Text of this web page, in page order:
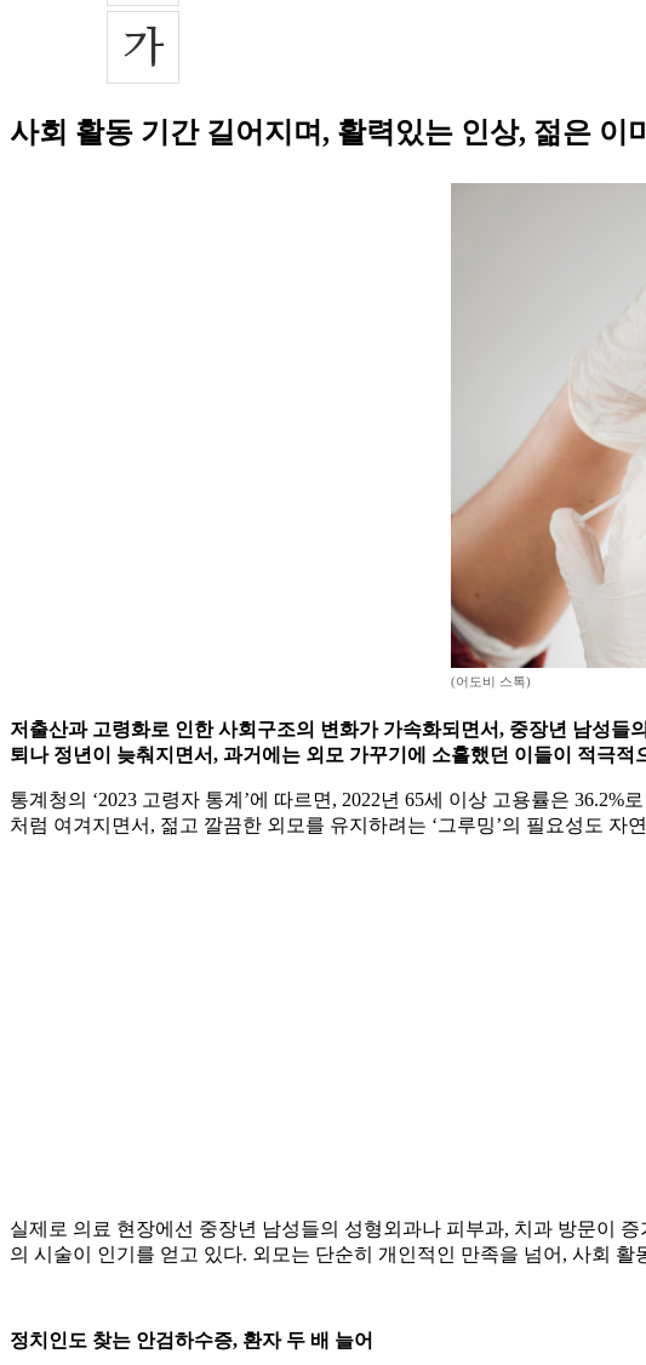
사회 활동 기간 길어지며, 활력있는 인상, 젊은 이
(어도비 스톡)
저출산과 고령화로 인한 사회구조의 변화가 가속화되면서, 중장년 남성
퇴나 정년이 늦춰지면서, 과거에는 외모 가꾸기에 소홀했던 이들이 적극적
통계청의 ‘2023 고령자 통계’에 따르면, 2022년 65세 이상 고용률은
처럼 여겨지면서, 젊고 깔끔한 외모를 유지하려는 ‘그루밍’의 필요성도 자
실제로 의료 현장에선 중장년 남성들의 성형외과나 피부과, 치과 방문이
의 시술이 인기를 얻고 있다. 외모는 단순히 개인적인 만족을 넘어, 사회
정치인도 찾는 안검하수증, 환자 두 배 늘어